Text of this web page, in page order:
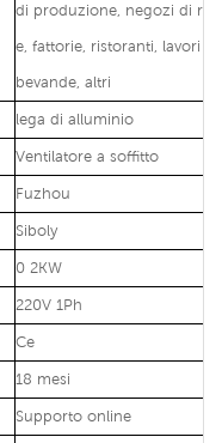
di produzione, negozi di
e, fattorie, ristoranti, lavori
bevande, altri
lega di alluminio
Ventilatore a soffitto
Fuzhou
Siboly
0 2KW
220V 1Ph
Ce
18 mesi
Supporto online